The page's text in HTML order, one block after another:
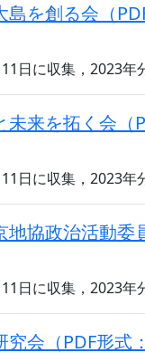
を創る会（
日に収集，2023年
来を拓く会（
日に収集，2023年
地協政治活動委
日に収集，2023年
会（PDF形式